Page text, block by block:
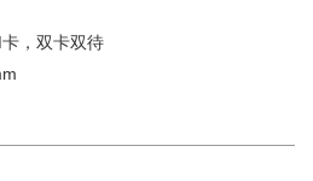
，双卡双待